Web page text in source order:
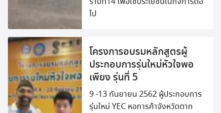
ไป
โครงการอบรมหลักสูตรผู้
ประกอบการรุ่นใหม่หัวใจพอ
เพียง รุ่นที่ 5
9 -13 กันยายน 2562 ผู้ประกอบการ
รุ่นใหม่ YEC หอการค้าจังหวัดตาก